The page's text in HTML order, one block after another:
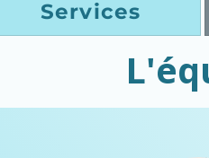
Services